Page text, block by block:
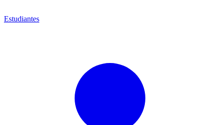
Estudiantes